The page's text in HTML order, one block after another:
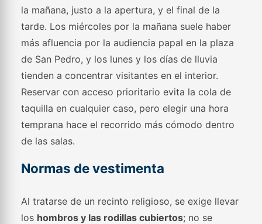
la mañana, justo a la apertura, y el final de la
tarde. Los miércoles por la mañana suele haber
más afluencia por la audiencia papal en la plaza
de San Pedro, y los lunes y los días de lluvia
tienden a concentrar visitantes en el interior.
Reservar con acceso prioritario evita la cola de
taquilla en cualquier caso, pero elegir una hora
temprana hace el recorrido más cómodo dentro
de las salas.
Normas de vestimenta
Al tratarse de un recinto religioso, se exige llevar
los hombros y las rodillas cubiertos; no se